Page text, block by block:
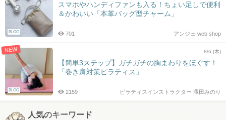
BLOG
スマホやハンディファンも入る！ちょい足しで便利
＆かわいい「本革バッグ型チャーム」
アンジェ web shop
701
NEW
BLOG
8/6 (木)
【簡単3ステップ】ガチガチの胸まわりをほぐす！
「巻き肩対策ピラティス」
ピラティスインストラクター 澤田みのり
2159
人気のキーワード